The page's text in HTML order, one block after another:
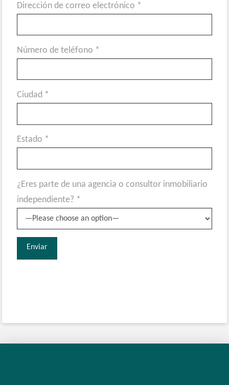
Dirección de correo electrónico *
Número de teléfono *
Ciudad *
Estado *
¿Eres parte de una agencia o consultor inmobiliario
independiente? *